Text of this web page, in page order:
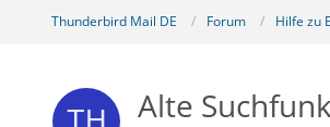
Thunderbird Mail DE Forum Hilfe zu
Alte